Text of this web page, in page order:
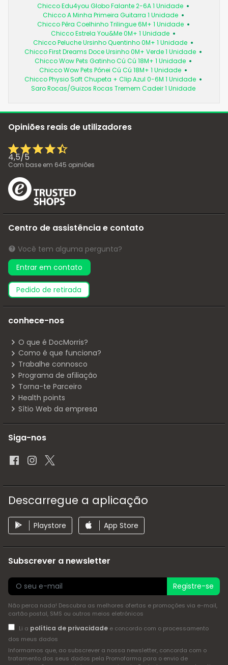
Chicco Edu4you Globo Falante 2-6A 1 Unidade
Chicco A Minha Primeira Guitarra 1 Unidade
Chicco Pêra Coelhinho Trilingue 6M+ 1 Unidade
Chicco Estrela You&Me 0M+ 1 Unidade
Chicco Peluche Ursinho Quentinho 0M+ 1 Unidade
Chicco First Dreams Doce Ursinho 0M+ Verde 1 Unidade
Chicco Wow Pets Gatinho Cú Cú 18M+ 1 Unidade
Chicco Wow Pets Pónei Cú Cú 18M+ 1 Unidade
Chicco Physio Soft Chupeta + Clip Azul 0-6M 1 Unidade
Saro Rocas/Guizos Rocas Tremem Cadeir 1 Unidade
Opiniões reais de utilizadores
4,5/5
Com base em 645 opiniões
Centro de assistência e contato
Você tem alguma pergunta?
Entrar em contato
pedido de retirada
conhece-nos
O que é DocMorris?
Como é que funciona?
Trabalhe connosco
Programa de afiliação
Torna-te Parceiro
Health points
Sítio Web da empresa
Siga-nos
Descarregue a aplicação
Playstore App Store
Subscrever a newsletter
Registre-se
Não perca nada! Descubra as melhores ofertas e promoções via e-mail,
cartão postal, SMS ou outros meios eletrónicos
Li a política de privacidadee concordo com o processamento
dos meus dados
Informamos que, ao subscrever a nossa newsletter, concorda com o
tratamento dos seus dados pela Promofarma para o envio de